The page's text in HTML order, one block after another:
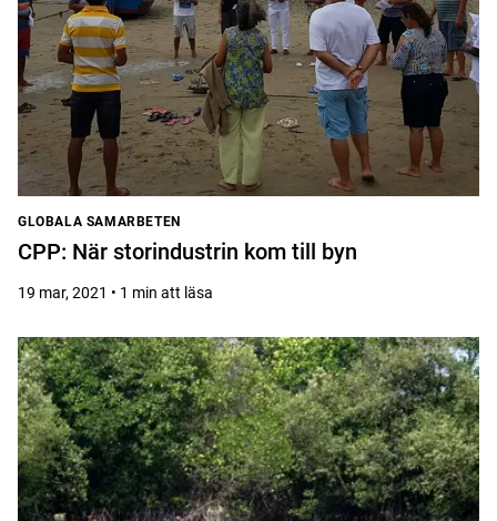
GLOBALA SAMARBETEN
CPP: När storindustrin kom till byn
19 mar, 2021 • 1 min att läsa